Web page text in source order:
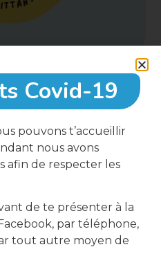
Covid-19
pouvons t’accueillir
nous avons
afin de respecter les
de te présenter à la
par téléphone,
tout autre moyen de